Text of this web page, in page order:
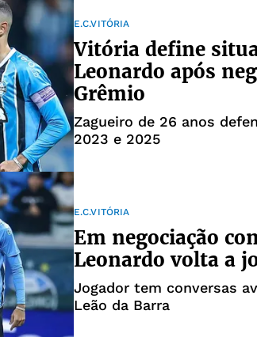
E.C.VITÓRIA
Vitória define
Leonardo após
Grêmio
Zagueiro de 26 anos
2023 e 2025
E.C.VITÓRIA
Em negociação
Leonardo volta a
Jogador tem conversas
Leão da Barra